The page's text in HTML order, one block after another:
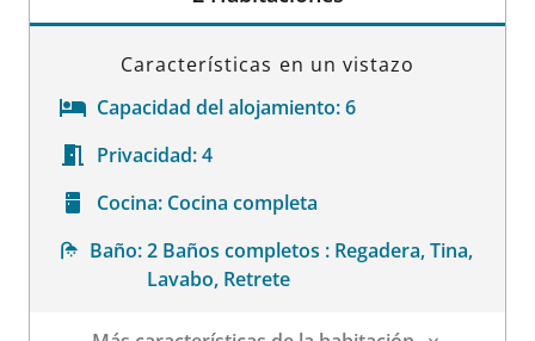
Características en un vistazo
Capacidad del alojamiento:6
Privacidad:4
Cocina: Cocina completa
Baño: 2 Baños completos : Regadera, Tina,
Lavabo, Retrete